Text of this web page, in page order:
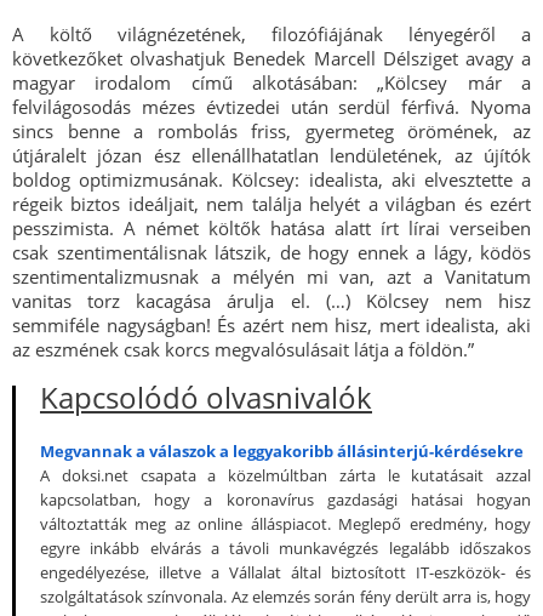
A költő világnézetének, filozófiájának lényegéről a
következőket olvashatjuk Benedek Marcell Délsziget avagy a
magyar irodalom című alkotásában: „Kölcsey már a
felvilágosodás mézes évtizedei után serdül férfivá. Nyoma
sincs benne a rombolás friss, gyermeteg örömének, az
útjáralelt józan ész ellenállhatatlan lendületének, az újítók
boldog optimizmusának. Kölcsey: idealista, aki elvesztette a
régeik biztos ideáljait, nem találja helyét a világban és ezért
pesszimista. A német költők hatása alatt írt lírai verseiben
csak szentimentálisnak látszik, de hogy ennek a lágy, ködös
szentimentalizmusnak a mélyén mi van, azt a Vanitatum
vanitas torz kacagása árulja el. (…) Kölcsey nem hisz
semmiféle nagyságban! És azért nem hisz, mert idealista, aki
az eszmének csak korcs megvalósulásait látja a földön.”
Kapcsolódó olvasnivalók
Megvannak a válaszok a leggyakoribb állásinterjú-kérdésekre
A doksi.net csapata a közelmúltban zárta le kutatásait azzal
kapcsolatban, hogy a koronavírus gazdasági hatásai hogyan
változtatták meg az online álláspiacot. Meglepő eredmény, hogy
egyre inkább elvárás a távoli munkavégzés legalább időszakos
engedélyezése, illetve a Vállalat által biztosított IT-eszközök- és
szolgáltatások színvonala. Az elemzés során fény derült arra is, hogy